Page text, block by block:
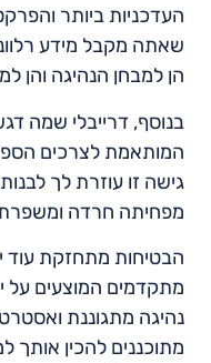
העדכניות ביותר
שאתה מקבל מידע
הן למבחן הנהיגה והן
בנוסף, דרייבלי שמה
המותאמת לצרכים
גישה זו עוזרת לך
מפחיתה חרדה
הבטיחות מתחזקת עוד
מתקדמים המוצעים על
נהיגה מתגוננת
מתוכננים להכין אותך